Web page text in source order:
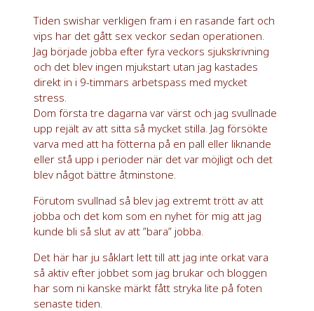
Tiden swishar verkligen fram i en rasande fart och
vips har det gått sex veckor sedan operationen.
Jag började jobba efter fyra veckors sjukskrivning
och det blev ingen mjukstart utan jag kastades
direkt in i 9-timmars arbetspass med mycket
stress.
Dom första tre dagarna var värst och jag svullnade
upp rejält av att sitta så mycket stilla. Jag försökte
varva med att ha fötterna på en pall eller liknande
eller stå upp i perioder när det var möjligt och det
blev något bättre åtminstone.
Förutom svullnad så blev jag extremt trött av att
jobba och det kom som en nyhet för mig att jag
kunde bli så slut av att ”bara” jobba.
Det här har ju såklart lett till att jag inte orkat vara
så aktiv efter jobbet som jag brukar och bloggen
har som ni kanske märkt fått stryka lite på foten
senaste tiden.